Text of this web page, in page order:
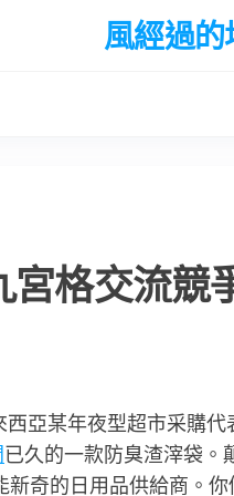
風經過的
格交流競
亞某年夜型超市采購
已久的一款防臭渣滓袋。
奇的日用品供給商。